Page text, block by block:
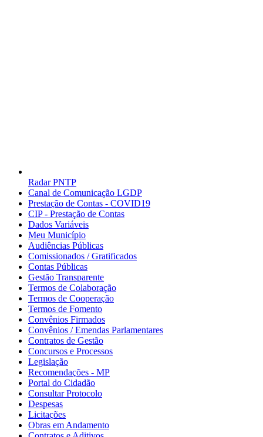
Radar PNTP
Canal de Comunicação LGDP
Prestação de Contas - COVID19
CIP - Prestação de Contas
Dados Variáveis
Meu Município
Audiências Públicas
Comissionados / Gratificados
Contas Públicas
Gestão Transparente
Termos de Colaboração
Termos de Cooperação
Termos de Fomento
Convênios Firmados
Convênios / Emendas Parlamentares
Contratos de Gestão
Concursos e Processos
Legislação
Recomendações - MP
Portal do Cidadão
Consultar Protocolo
Despesas
Licitações
Obras em Andamento